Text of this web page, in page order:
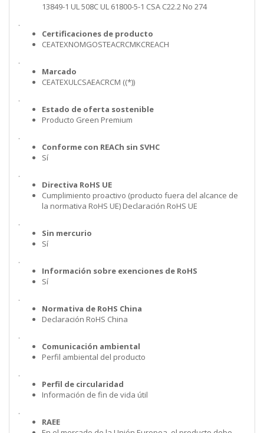
13849-1 UL 508C UL 61800-5-1 CSA C22.2 No 274
.
Certificaciones de producto
CEATEXNOMGOSTEACRCMKCREACH
.
Marcado
CEATEXULCSAEACRCM ((*))
.
Estado de oferta sostenible
Producto Green Premium
.
Conforme con REACh sin SVHC
Sí
.
Directiva RoHS UE
Cumplimiento proactivo (producto fuera del alcance de
la normativa RoHS UE) Declaración RoHS UE
.
Sin mercurio
Sí
.
Información sobre exenciones de RoHS
Sí
.
Normativa de RoHS China
Declaración RoHS China
.
Comunicación ambiental
Perfil ambiental del producto
.
Perfil de circularidad
Información de fin de vida útil
.
RAEE